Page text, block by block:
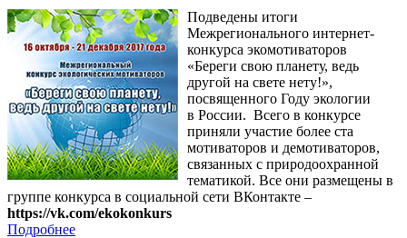
Подведены итоги
Межрегионального интернет-
конкурса экомотиваторов
«Береги свою планету, ведь
другой на свете нету!»,
посвященного Году экологии
в России. Всего в конкурсе
приняли участие более ста
мотиваторов и демотиваторов,
связанных с природоохранной
тематикой. Все они размещены в
группе конкурса в социальной сети ВКонтакте –
https://vk.com/ekokonkurs
Подробнее